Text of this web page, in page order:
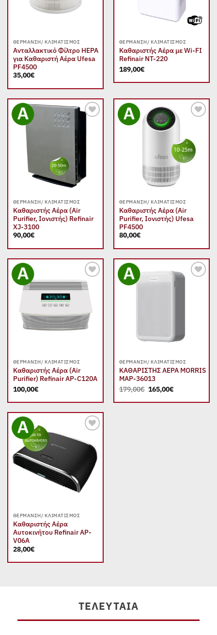
ΘΈΡΜΑΝΣΗ/ ΚΛΙΜΑΤΙΣΜΌΣ
Ανταλλακτικό Φίλτρο HEPA
για Καθαριστή Αέρα Ufesa
PF4500
35,00€
ΘΈΡΜΑΝΣΗ/ ΚΛΙΜΑΤΙΣΜΌΣ
Καθαριστής Αέρα με Wi-FI
Refinair NT-220
189,00€
wishlist
ΘΈΡΜΑΝΣΗ/ ΚΛΙΜΑΤΙΣΜΌΣ
Καθαριστής Αέρα (Air
Purifier, Ιονιστής) Refinair
XJ-3100
90,00€
ΘΈΡΜΑΝΣΗ/ ΚΛΙΜΑΤΙΣΜΌΣ
Καθαριστής Αέρα (Air
Purifier, Ιονιστής) Ufesa
PF4500
80,00€
Add to
wishlist
ΘΈΡΜΑΝΣΗ/ ΚΛΙΜΑΤΙΣΜΌΣ
Καθαριστής Αέρα (Air
Purifier) Refinair AP-C120Α
100,00€
ΘΈΡΜΑΝΣΗ/ ΚΛΙΜΑΤΙΣΜΌΣ
ΚΑΘΑΡΙΣΤΗΣ ΑΕΡΑ MORRIS
MAP-36013
179,00€ Original
price
was:
165,00€Η
τιμή
wishlist
ΘΈΡΜΑΝΣΗ/ ΚΛΙΜΑΤΙΣΜΌΣ
Καθαριστής Αέρα
Αυτοκινήτου Refinair AP-
V06A
28,00€
ΤΕΛΕΥΤΑΊΑ